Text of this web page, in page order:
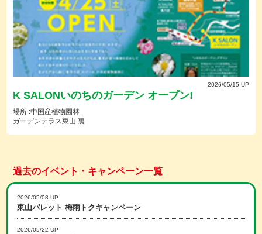
2026/05/15 UP
K SALONいのちのガーデン オープン!
場所 :中国産植物園林
ガーデンテラス東山 裏
過去のイベント・キャンペーン一覧
2026/05/08 UP
東山パレット 梅雨トクキャンペーン
2026/05/22 UP